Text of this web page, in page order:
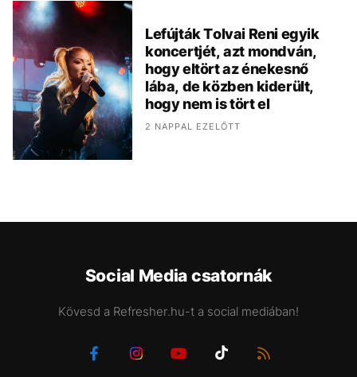
Lefújták Tolvai Reni egyik
koncertjét, azt mondván,
hogy eltört az énekesnő
lába, de közben kiderült,
hogy nem is tört el
2 NAPPAL EZELŐTT
Social Media csatornák
Kövesd a Refresher.hu-t a social mediában!